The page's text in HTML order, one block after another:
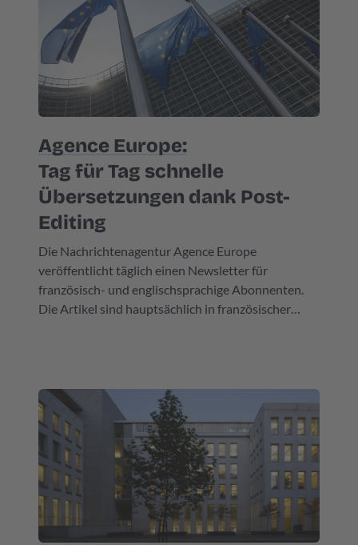
Agence Europe:
Tag für Tag schnelle
Übersetzungen dank Post-
Editing
Die Nachrichtenagentur Agence Europe
veröffentlicht täglich einen Newsletter für
französisch- und englischsprachige Abonnenten.
Die Artikel sind hauptsächlich in französischer
Fristen, für den sich Agence Europe an ELAN
Languages wandte.